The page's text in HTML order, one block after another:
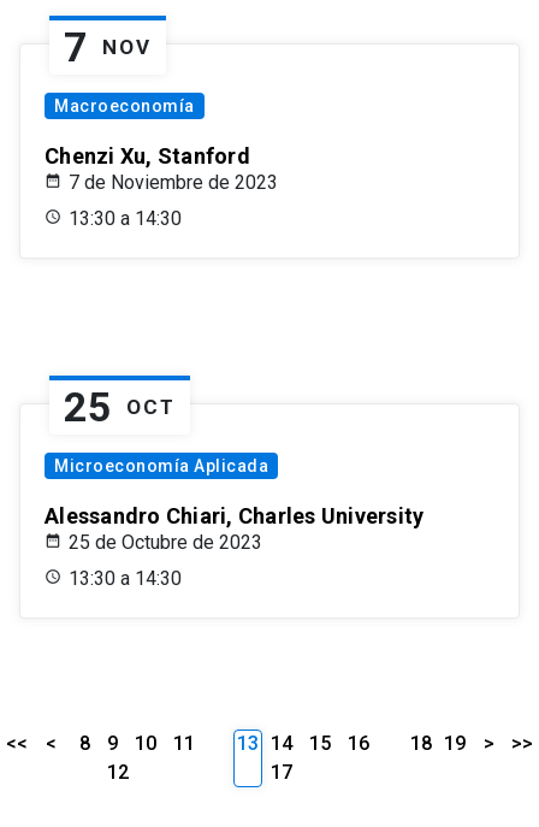
7 NOV
Macroeconomía
Chenzi Xu, Stanford
7 de Noviembre de 2023
13:30 a 14:30
25 OCT
Microeconomía Aplicada
Alessandro Chiari, Charles University
25 de Octubre de 2023
13:30 a 14:30
<< < 8 9 10
11
12
13 14 15
16
17
18 19 > >>